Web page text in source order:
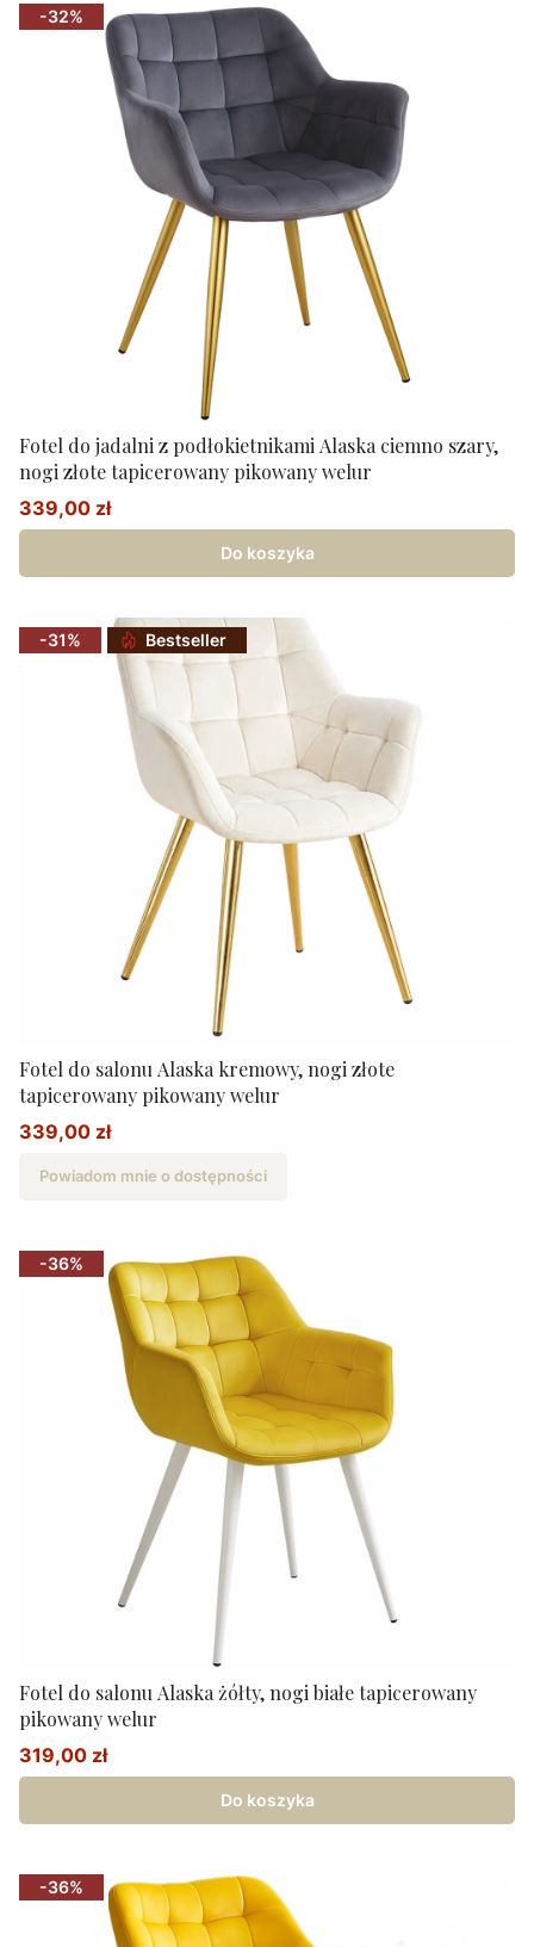
-32%
Fotel do jadalni z podłokietnikami Alaska ciemno szary,
nogi złote tapicerowany pikowany welur
Cena promocyjna
339,00 zł
Do koszyka
-31% Bestseller
Fotel do salonu Alaska kremowy, nogi złote
tapicerowany pikowany welur
Cena promocyjna
339,00 zł
Powiadom mnie o dostępności
-36%
Fotel do salonu Alaska żółty, nogi białe tapicerowany
pikowany welur
Cena promocyjna
319,00 zł
Do koszyka
-36%